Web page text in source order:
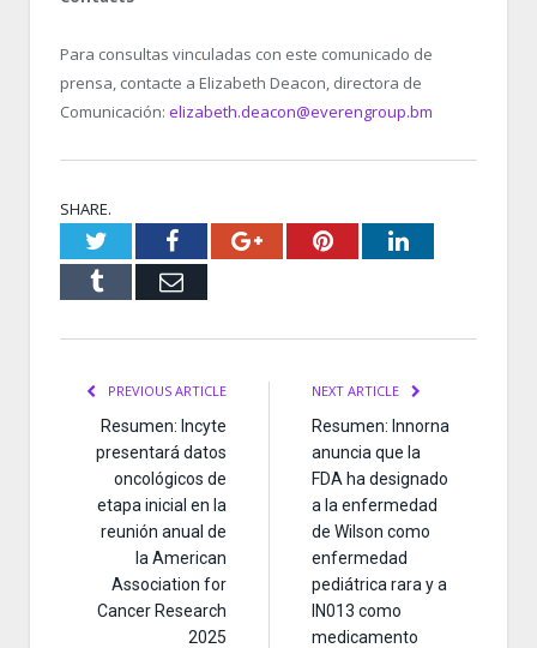
Para consultas vinculadas con este comunicado de
prensa, contacte a Elizabeth Deacon, directora de
Comunicación: elizabeth.deacon@everengroup.bm
SHARE.
TwitterFacebookGoogle+PinterestLinkedIn
Tumblr Email
PREVIOUS ARTICLE
Resumen: Incyte
presentará datos
oncológicos de
etapa inicial en la
reunión anual de
la American
Association for
Cancer Research
2025
NEXT ARTICLE
Resumen: Innorna
anuncia que la
FDA ha designado
a la enfermedad
de Wilson como
enfermedad
pediátrica rara y a
IN013 como
medicamento